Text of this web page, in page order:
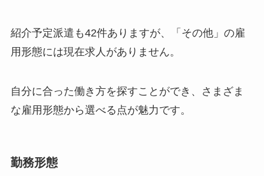
紹介予定派遣も42件ありますが、「その他」の雇
用形態には現在求人がありません。
自分に合った働き方を探すことができ、さまざま
な雇用形態から選べる点が魅力です。
勤務形態